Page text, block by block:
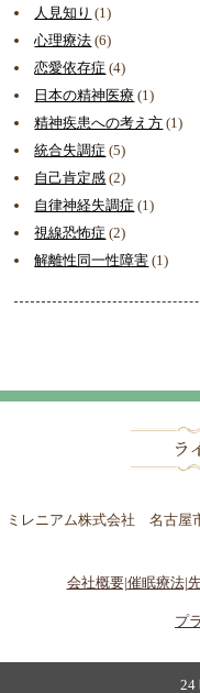
人見知り (1)
心理療法 (6)
恋愛依存症 (4)
日本の精神医療 (1)
精神疾患への考え方 (1)
統合失調症 (5)
自己肯定感 (2)
自律神経失調症 (1)
視線恐怖症 (2)
解離性同一性障害 (1)
ミレニアム株式会社 名古屋
会社概要|催眠療法|
プ
24